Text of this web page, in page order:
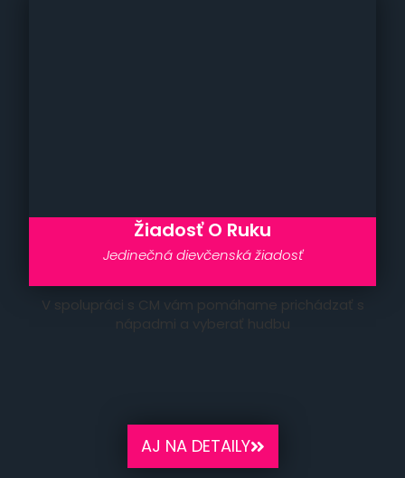
Žiadosť O Ruku
Jedinečná dievčenská žiadosť
V spolupráci s CM vám pomáhame prichádzať s
nápadmi a vyberať hudbu
AJ NA DETAILY